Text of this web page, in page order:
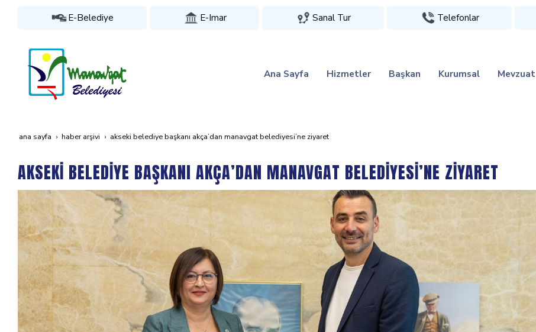
E-Belediye E-Imar Sanal Tur Telefonlar
Ana Sayfa Hizmetler Başkan Kurumsal Mevzuat
ana sayfa haber arşivi akseki̇ beledi̇ye başkani akça’dan manavgat beledi̇yesi̇’ne zi̇yaret
AKSEKİ BELEDİYE BAŞKANI AKÇA’DAN MANAVGAT BELEDİYESİ’NE ZİYARET